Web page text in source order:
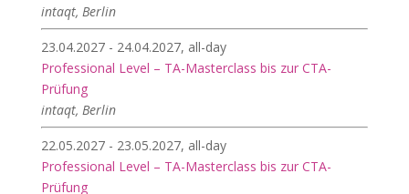
intaqt, Berlin
23.04.2027 - 24.04.2027, all-day
Professional Level – TA-Masterclass bis zur CTA-
Prüfung
intaqt, Berlin
22.05.2027 - 23.05.2027, all-day
Professional Level – TA-Masterclass bis zur CTA-
Prüfung